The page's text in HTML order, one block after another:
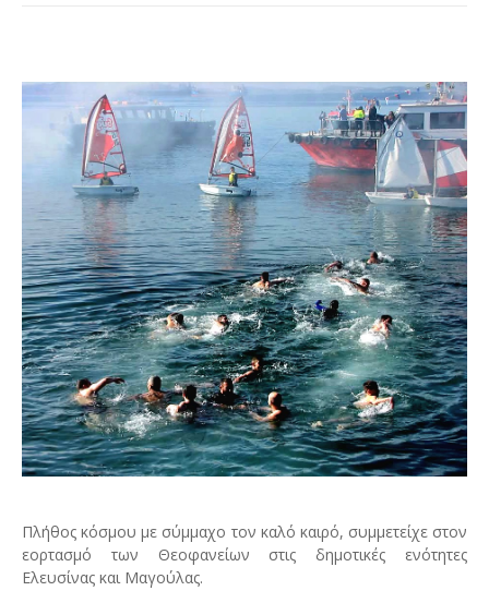
Πλήθος κόσμου με σύμμαχο τον καλό καιρό, συμμετείχε στον
εορτασμό των Θεοφανείων στις δημοτικές ενότητες
Ελευσίνας και Μαγούλας.